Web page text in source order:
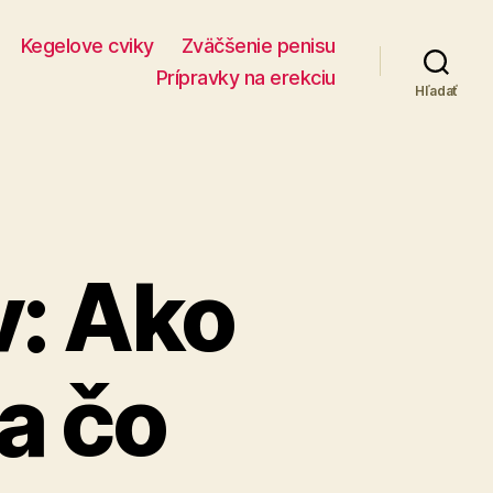
Kegelove cviky
Zväčšenie penisu
Prípravky na erekciu
Hľadať
Ako
čo